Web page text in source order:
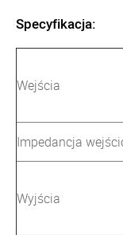
Specyfikacja:
Wejścia
Impedancja
Wyjścia